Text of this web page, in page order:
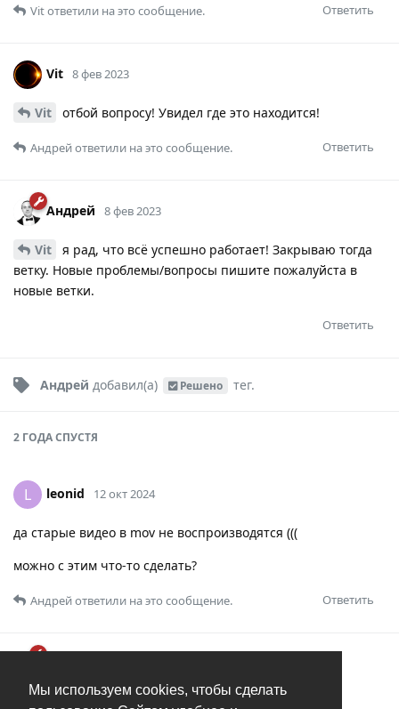
Мы используем cookies, чтобы сделать
Ответить
Vitответили на это сообщение.
Vit 8 фев 2023
Vit отбой вопросу! Увидел где это находится!
Ответить
Андрейответили на это сообщение.
Андрей 8 фев 2023
Vit
я рад, что всё успешно работает! Закрываю тогда
ветку. Новые проблемы/вопросы пишите пожалуйста в
новые ветки.
Ответить
Андрей добавил(а) Решено тег.
2 ГОДАСПУСТЯ
L leonid 12 окт 2024
да старые видео в mov не воспроизводятся (((
можно с этим что-то сделать?
Ответить
Андрейответили на это сообщение.
Читайте пожалуйста правила. Заведите